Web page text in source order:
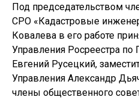
Под председательством
СРО «Кадастровые
Ковалева в его работе
Управления Росреестра
Евгений Русецкий,
Управления Александр
члены общественного